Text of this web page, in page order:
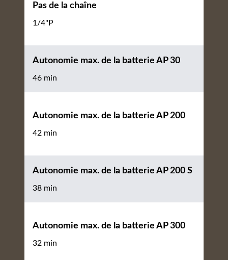
Pas de la chaîne
1/4"P
Autonomie max. de la batterie AP 30
46 min
Autonomie max. de la batterie AP 200
42 min
Autonomie max. de la batterie AP 200 S
38 min
Autonomie max. de la batterie AP 300
32 min